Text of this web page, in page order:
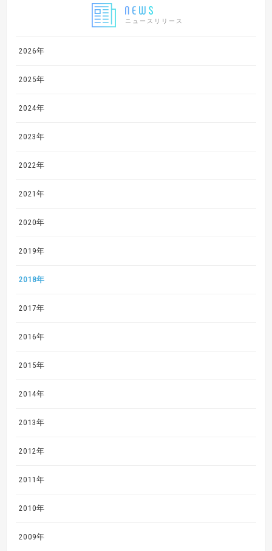
ニュースリリース
2026年
2025年
2024年
2023年
2022年
2021年
2020年
2019年
2018年
2017年
2016年
2015年
2014年
2013年
2012年
2011年
2010年
2009年